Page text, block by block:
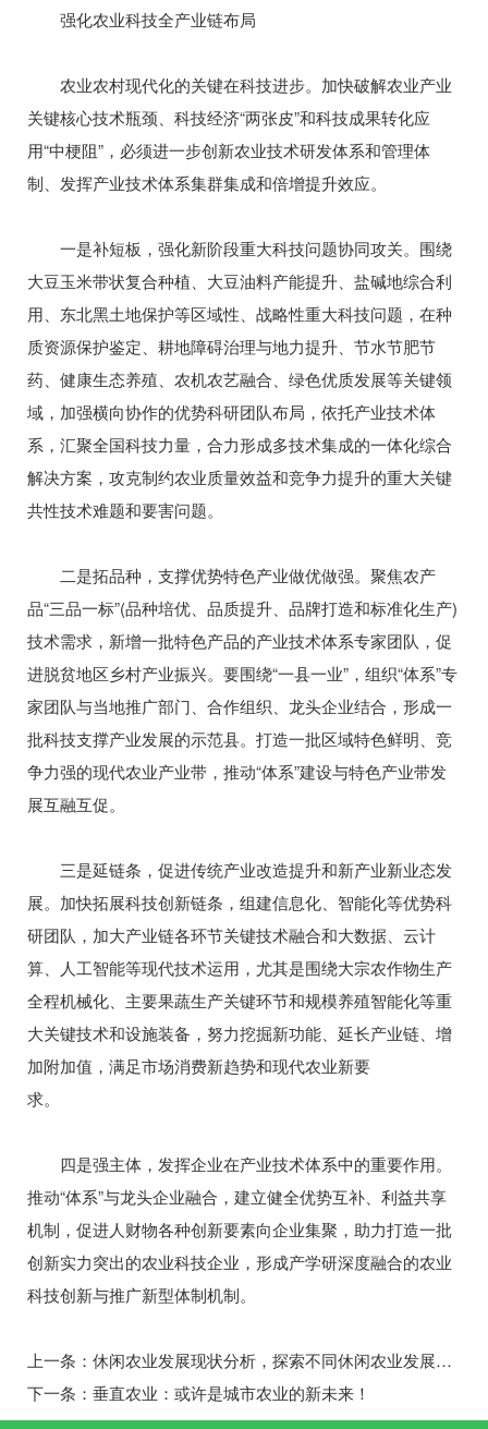
强化农业科技全产业链布局
农业农村现代化的关键在科技进步。加快破解农业产业
关键核心技术瓶颈、科技经济“两张皮”和科技成果转化应
用“中梗阻”，必须进一步创新农业技术研发体系和管理体
制、发挥产业技术体系集群集成和倍增提升效应。
一是补短板，强化新阶段重大科技问题协同攻关。围绕
大豆玉米带状复合种植、大豆油料产能提升、盐碱地综合利
用、东北黑土地保护等区域性、战略性重大科技问题，在种
质资源保护鉴定、耕地障碍治理与地力提升、节水节肥节
药、健康生态养殖、农机农艺融合、绿色优质发展等关键领
域，加强横向协作的优势科研团队布局，依托产业技术体
系，汇聚全国科技力量，合力形成多技术集成的一体化综合
解决方案，攻克制约农业质量效益和竞争力提升的重大关键
共性技术难题和要害问题。
二是拓品种，支撑优势特色产业做优做强。聚焦农产
品“三品一标”(品种培优、品质提升、品牌打造和标准化生产)
技术需求，新增一批特色产品的产业技术体系专家团队，促
进脱贫地区乡村产业振兴。要围绕“一县一业”，组织“体系”专
家团队与当地推广部门、合作组织、龙头企业结合，形成一
批科技支撑产业发展的示范县。打造一批区域特色鲜明、竞
争力强的现代农业产业带，推动“体系”建设与特色产业带发
展互融互促。
三是延链条，促进传统产业改造提升和新产业新业态发
展。加快拓展科技创新链条，组建信息化、智能化等优势科
研团队，加大产业链各环节关键技术融合和大数据、云计
算、人工智能等现代技术运用，尤其是围绕大宗农作物生产
全程机械化、主要果蔬生产关键环节和规模养殖智能化等重
大关键技术和设施装备，努力挖掘新功能、延长产业链、增
加附加值，满足市场消费新趋势和现代农业新要
求。
四是强主体，发挥企业在产业技术体系中的重要作用。
推动“体系”与龙头企业融合，建立健全优势互补、利益共享
机制，促进人财物各种创新要素向企业集聚，助力打造一批
创新实力突出的农业科技企业，形成产学研深度融合的农业
科技创新与推广新型体制机制。
上一条： 休闲农业发展现状分析，探索不同休闲农业发展模式
下一条： 垂直农业：或许是城市农业的新未来！